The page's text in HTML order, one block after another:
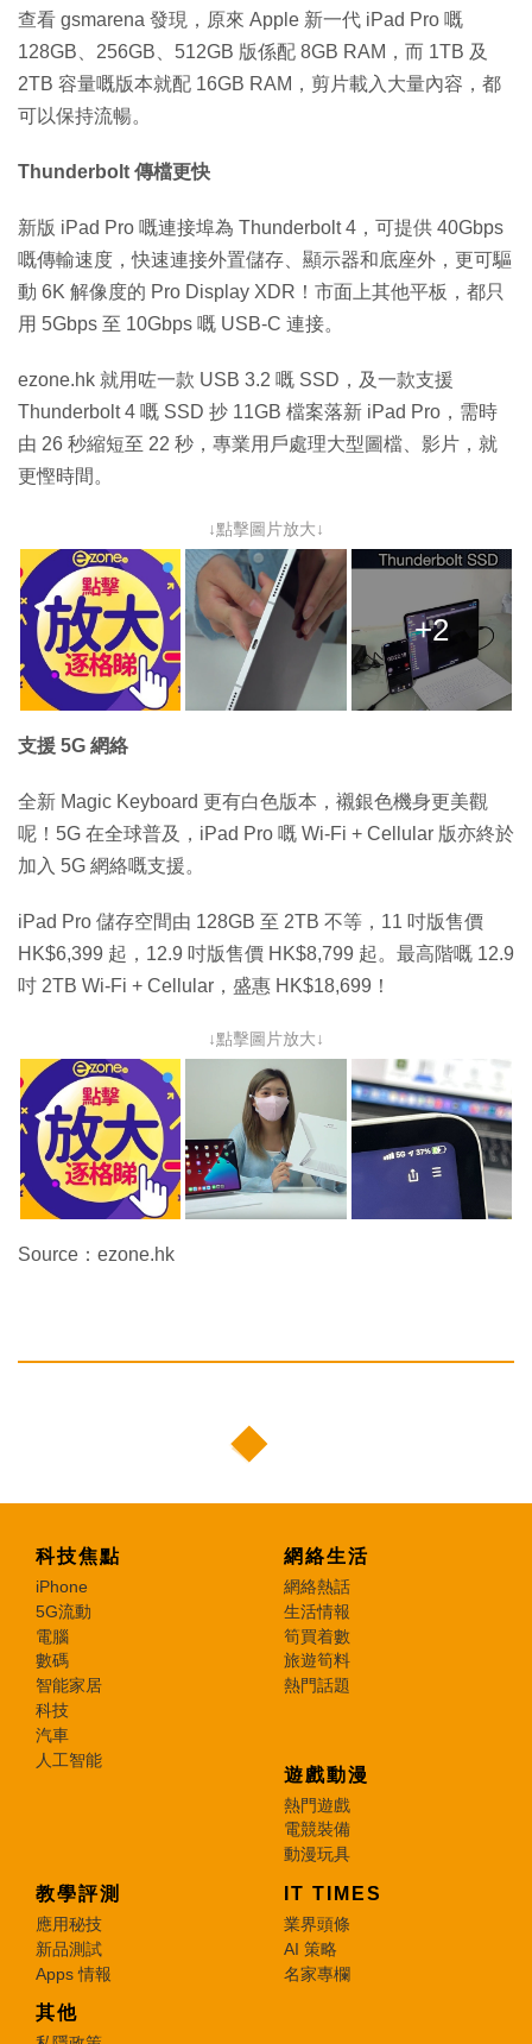
查看 gsmarena 發現，原來 Apple 新一代 iPad Pro 嘅
128GB、256GB、512GB 版係配 8GB RAM，而 1TB 及
2TB 容量嘅版本就配 16GB RAM，剪片載入大量內容，都
可以保持流暢。
Thunderbolt 傳檔更快
新版 iPad Pro 嘅連接埠為 Thunderbolt 4，可提供 40Gbps
嘅傳輸速度，快速連接外置儲存、顯示器和底座外，更可驅
動 6K 解像度的 Pro Display XDR！市面上其他平板，都只
用 5Gbps 至 10Gbps 嘅 USB-C 連接。
ezone.hk 就用咗一款 USB 3.2 嘅 SSD，及一款支援
Thunderbolt 4 嘅 SSD 抄 11GB 檔案落新 iPad Pro，需時
由 26 秒縮短至 22 秒，專業用戶處理大型圖檔、影片，就
更慳時間。
↓點擊圖片放大↓
+2
支援 5G 網絡
全新 Magic Keyboard 更有白色版本，襯銀色機身更美觀
呢！5G 在全球普及，iPad Pro 嘅 Wi-Fi + Cellular 版亦終於
加入 5G 網絡嘅支援。
iPad Pro 儲存空間由 128GB 至 2TB 不等，11 吋版售價
HK$6,399 起，12.9 吋版售價 HK$8,799 起。最高階嘅 12.9
吋 2TB Wi-Fi + Cellular，盛惠 HK$18,699！
↓點擊圖片放大↓
Source：ezone.hk
科技焦點
iPhone
5G流動
電腦
數碼
智能家居
科技
汽車
人工智能
網絡生活
網絡熱話
生活情報
筍買着數
旅遊筍料
熱門話題
遊戲動漫
熱門遊戲
電競裝備
動漫玩具
教學評測
應用秘技
新品測試
Apps 情報
IT TIMES
業界頭條
AI 策略
名家專欄
其他